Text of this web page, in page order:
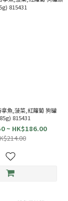
拿魚,菠菜,紅蘿蔔 狗罐
頭 (85g) 815431
~ HK$186.00